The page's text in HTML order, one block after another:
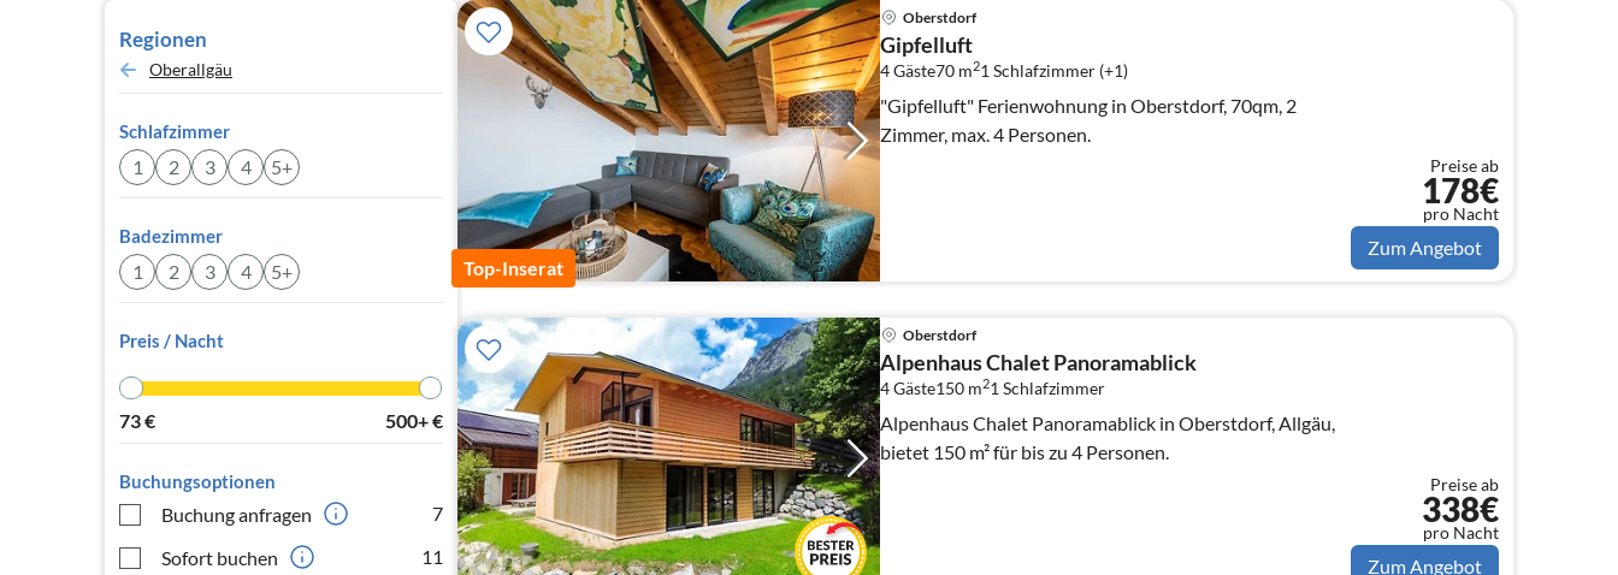
Regionen
Oberallgäu
Schlafzimmer
1 2 3 4 5+
Badezimmer
1 2 3 4 5+
Preis / Nacht
73€ 500+€
Buchungsoptionen
Buchung anfragen
7
Sofort buchen
11
Top-Inserat
Oberstdorf
Gipfelluft
4 Gäste70 m21 Schlafzimmer (+1)
"Gipfelluft" Ferienwohnung in Oberstdorf, 70qm, 2
Zimmer, max. 4 Personen.
Preise ab
178€
pro Nacht
Zum Angebot
Oberstdorf
Alpenhaus Chalet Panoramablick
4 Gäste150 m21 Schlafzimmer
Alpenhaus Chalet Panoramablick in Oberstdorf, Allgäu,
bietet 150 m² für bis zu 4 Personen.
Preise ab
338€
pro Nacht
Zum Angebot